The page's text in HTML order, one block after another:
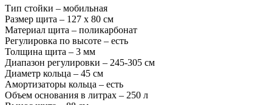
S
GS
09
Тип стойки – мобильная
Размер щита – 127 х 80 см
Материал щита – поликарбонат
Регулировка по высоте – есть
Толщина щита – 3 мм
Диапазон регулировки – 245-305 см
Диаметр кольца – 45 см
Амортизаторы кольца – есть
Объем основания в литрах – 250 л